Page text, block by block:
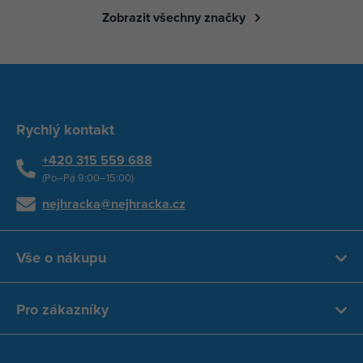
Zobrazit všechny značky
Rychlý kontakt
+420 315 559 688
(Po–Pá 9:00–15:00)
nejhracka@nejhracka.cz
Vše o nákupu
Pro zákazníky